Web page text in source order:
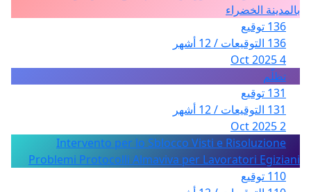
بالمدينة الخضراء
136 توقيع
136 التوقيعات / 12 أشهر
4 Oct 2025
تظلّم
131 توقيع
131 التوقيعات / 12 أشهر
2 Oct 2025
Intervento per lo Sblocco Visti e Risoluzione
Problemi Protocolli Almaviva per Lavoratori Egiziani
110 توقيع